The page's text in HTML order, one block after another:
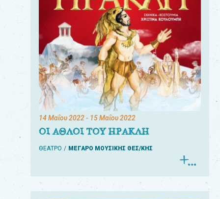
14 Μαΐου 2022- 15 Μαΐου 2022
ΟΙ ΑΘΛΟΙ ΤΟΥ ΗΡΑΚΛΗ
ΘΕΑΤΡΟ ΜΕΓΑΡΟ ΜΟΥΣΙΚΗΣ ΘΕΣ/ΚΗΣ